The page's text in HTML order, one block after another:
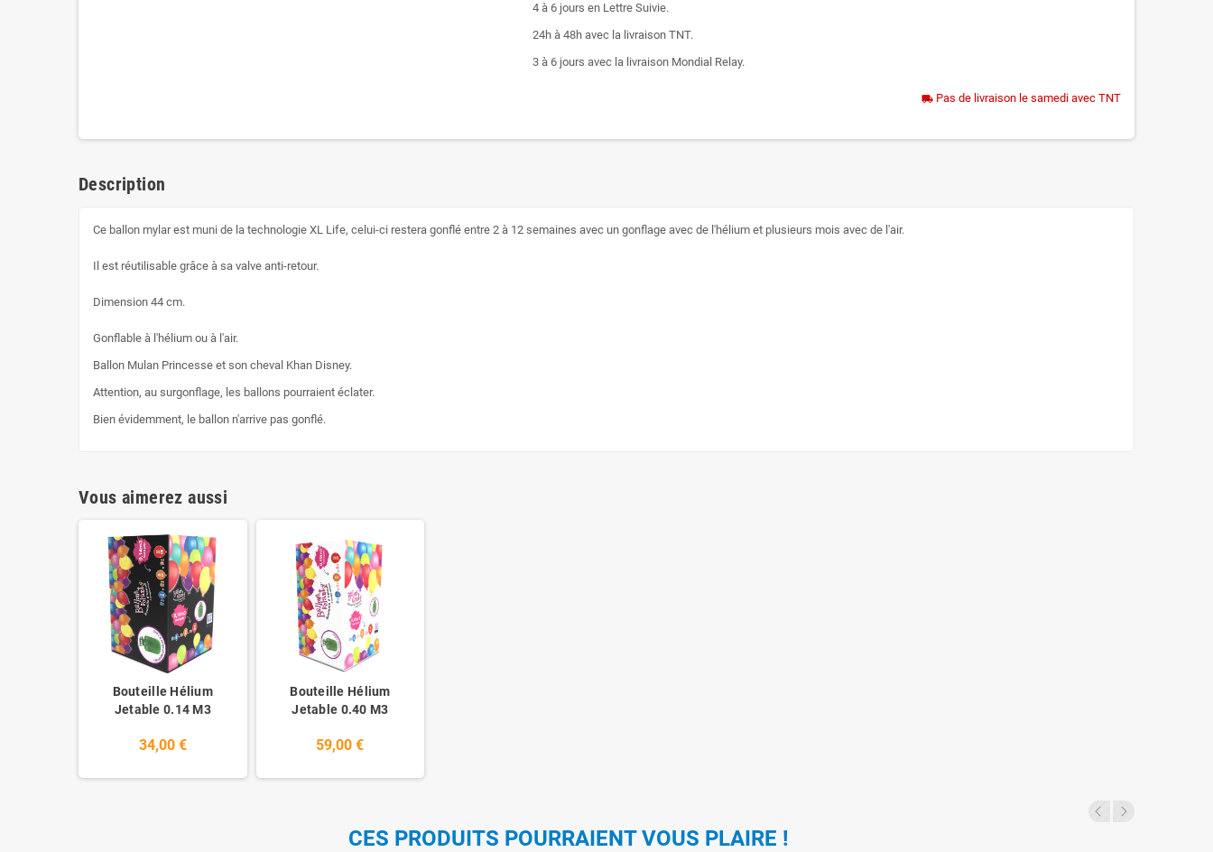
4 à 6 jours en Lettre Suivie.
24h à 48h avec la livraison TNT.
3 à 6 jours avec la livraison Mondial Relay.
local_shipping Pas de livraison le samedi avec TNT
Description
Ce ballon mylar est muni de la technologie XL Life, celui-ci restera gonflé entre 2 à 12 semaines avec un gonflage avec de l'hélium et plusieurs mois avec de l'air.
Il est réutilisable grâce à sa valve anti-retour.
Dimension 44 cm.
Gonflable à l'hélium ou à l'air.
Ballon Mulan Princesse et son cheval Khan Disney.
Attention, au surgonflage, les ballons pourraient éclater.
Bien évidemment, le ballon n'arrive pas gonflé.
Vous aimerez aussi
Bouteille Hélium
Jetable 0.14 M3
34,00 €
Bouteille Hélium
Jetable 0.40 M3
59,00 €
CES PRODUITS POURRAIENT VOUS PLAIRE !